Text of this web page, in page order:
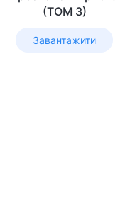
(ТОМ 3)
Завантажити